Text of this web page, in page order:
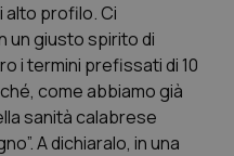
alto profilo. Ci
un giusto spirito di
i termini prefissati di 10
come abbiamo già
sanità calabrese
A dichiaralo, in una